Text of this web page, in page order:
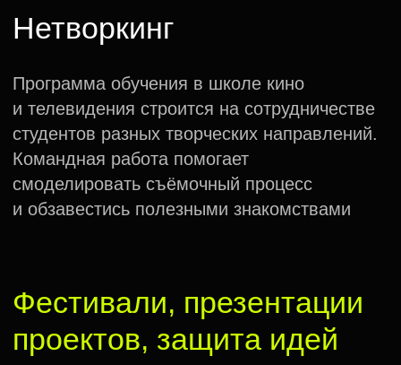
Новости
Индустрии